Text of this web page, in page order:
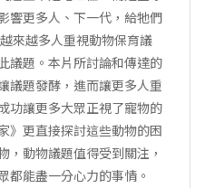
響更多人、下一代，給牠們
來越多人重視動物保育議
議題。本片所討論和傳達的
議題發酵，進而讓更多人重
功讓更多大眾正視了寵物的
》更直接探討這些動物的困
，動物議題值得受到關注，
都能盡一分心力的事情。